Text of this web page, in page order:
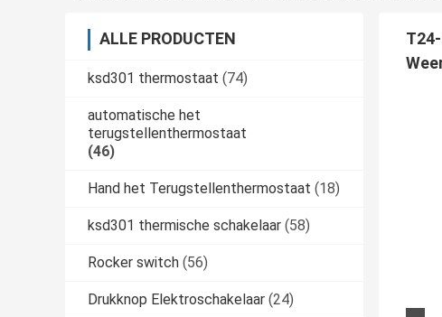
ALLE PRODUCTEN
ksd301 thermostaat (74)
automatische het
terugstellenthermostaat
(46)
Hand het Terugstellenthermostaat (18)
ksd301 thermische schakelaar (58)
Rocker switch (56)
Drukknop Elektroschakelaar (24)